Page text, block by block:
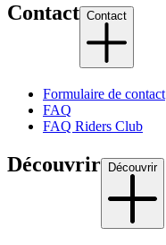
Contact Contact
Formulaire de contact
FAQ
FAQ Riders Club
Découvrir Découvrir